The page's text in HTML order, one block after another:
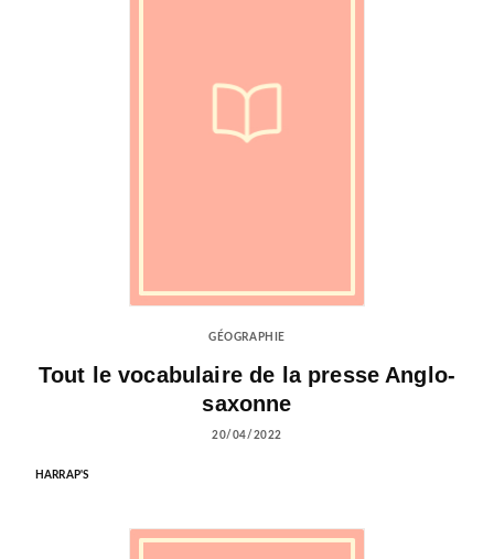
GÉOGRAPHIE
Tout le vocabulaire de la presse Anglo-
saxonne
20/04/2022
HARRAP'S